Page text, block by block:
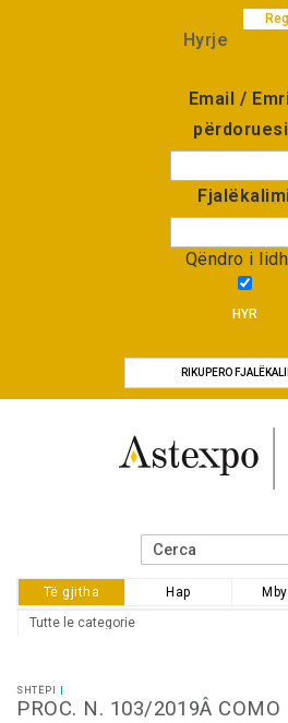
Hyrje
Email /
Fjalëkalimi
Qëndro i
HYR
RIKUPERO
Të gjitha Hap
SHTËPI
PROC. N. 103/2019Â COMO